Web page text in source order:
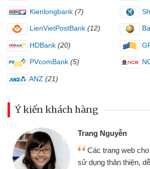
Kienlongbank (7)
LienVietPostBank (12)
HDBank (20)
PVcomBank (5)
ANZ (21)
Ý kiến khách hàng
trang web cho vay tiền online
thân thiện, dễ hiểu.Tôi rất